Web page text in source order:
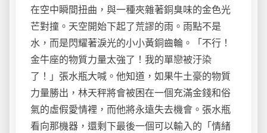
在空中瞬間扭曲，與一種夾雜著銅臭味的金色光
芒對撞。天空開始下起了荒謬的雨。雨點不是
水，而是閃耀著淚光的小小黃銅齒輪。「不行！
金牛座的物質力量太強了！我的單戀被汙染
了！」張水瓶大喊。他知道，如果牛土豪的物質
力量勝出，林天秤將會被困在一個充滿金錢和俗
氣的虛假愛情裡，而他將永遠失去機會。張水瓶
看向那機器，還剩下最後一個可以輸入的「情緒